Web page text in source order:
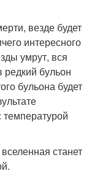
везде будет
интересного
умрут, вся
редкий бульон
бульона будет
станет